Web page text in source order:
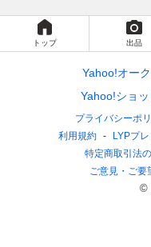
トップ 出品
Yahoo!オー
Yahoo!ショ
プライバシーポ
利用規約
LYPプ
特定商取引法
ご意見・ご要
©